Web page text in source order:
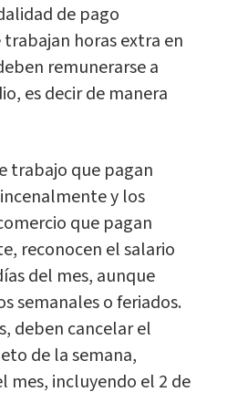
de pago
trabajan horas extra en
remunerarse a
es decir de manera
trabajo que pagan
y los
que pagan
reconocen el salario
del mes, aunque
semanales o feriados.
deben cancelar el
de la semana,
mes, incluyendo el 2 de